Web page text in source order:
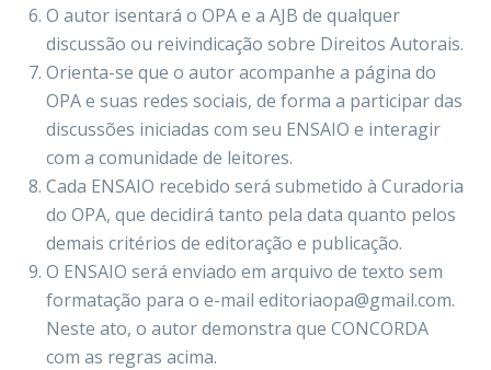
O autor isentará o OPA e a AJB de qualquer
discussão ou reivindicação sobre Direitos Autorais.
Orienta-se que o autor acompanhe a página do
OPA e suas redes sociais, de forma a participar das
discussões iniciadas com seu ENSAIO e interagir
com a comunidade de leitores.
Cada ENSAIO recebido será submetido à Curadoria
do OPA, que decidirá tanto pela data quanto pelos
demais critérios de editoração e publicação.
O ENSAIO será enviado em arquivo de texto sem
formatação para o e-mail editoriaopa@gmail.com.
Neste ato, o autor demonstra que CONCORDA
com as regras acima.